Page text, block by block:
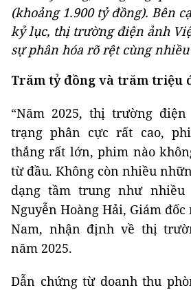
(khoảng 1.900 tỷ đồng). Bên
kỷ lục, thị trường điện ảnh
sự phân hóa rõ rệt cùng
Trăm tỷ đồng và trăm triệu
“Năm 2025, thị trường
trạng phân cực rất cao,
thắng rất lớn, phim nào
từ đầu. Không còn nhiều
dạng tầm trung như nhiều
Nguyễn Hoàng Hải, Giám đốc
Nam, nhận định về thị
năm 2025.
Dẫn chứng từ doanh thu